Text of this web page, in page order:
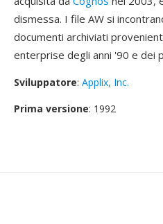
dismessa. I file AW si
documenti archiviati
enterprise degli anni '90 e dei
Sviluppatore: Applix, Inc.
Prima versione: 1992